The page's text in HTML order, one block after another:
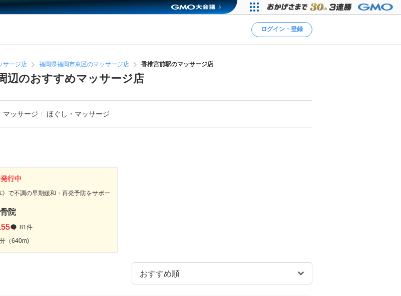
ログイン・登録
サージ店 福岡県福岡市東区のマッサージ店 香椎宮前駅のマッサージ店
辺のおすすめマッサージ店
マッサージ ほぐし・マッサージ
行中
で不調の早期緩和・再発予防をサポー
院
81件
（640m)